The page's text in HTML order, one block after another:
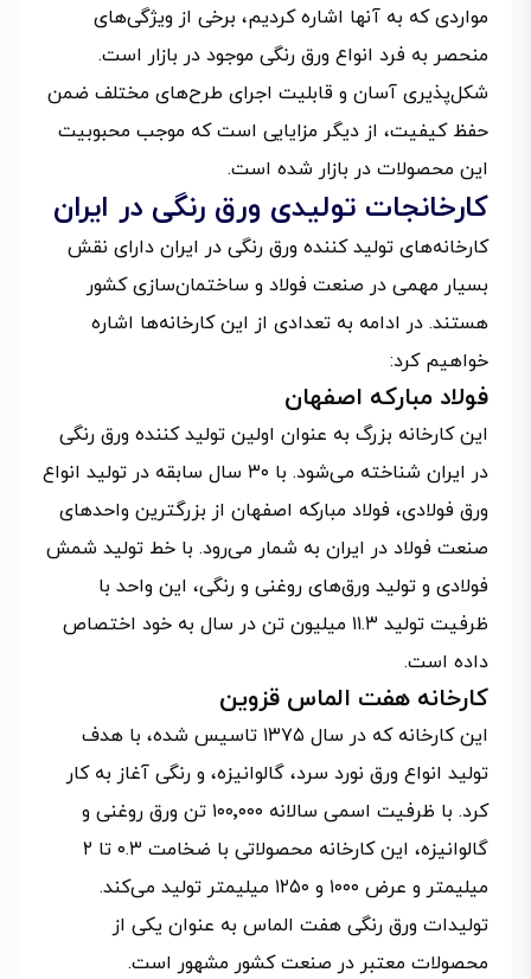
مواردی که به آنها اشاره کردیم، برخی از ویژگی‌های
منحصر به فرد انواع ورق رنگی موجود در بازار است.
شکل‌پذیری آسان و قابلیت اجرای طرح‌های مختلف ضمن
حفظ کیفیت، از دیگر مزایایی است که موجب محبوبیت
این محصولات در بازار شده است.
کارخانجات تولیدی ورق رنگی در ایران
کارخانه‌های تولید کننده ورق رنگی در ایران دارای نقش
بسیار مهمی در صنعت فولاد و ساختمان‌سازی کشور
هستند. در ادامه به تعدادی از این کارخانه‌ها اشاره
خواهیم کرد:
فولاد مبارکه اصفهان
این کارخانه بزرگ به عنوان اولین تولید کننده ورق رنگی
در ایران شناخته می‌شود. با ۳۰ سال سابقه در تولید انواع
ورق فولادی، فولاد مبارکه اصفهان از بزرگترین واحدهای
صنعت فولاد در ایران به شمار می‌رود. با خط تولید شمش
فولادی و تولید ورق‌های روغنی و رنگی، این واحد با
ظرفیت تولید ۱۱.۳ میلیون تن در سال به خود اختصاص
داده است.
کارخانه هفت الماس قزوین
این کارخانه که در سال ۱۳۷۵ تاسیس شده، با هدف
تولید انواع ورق نورد سرد، گالوانیزه، و رنگی آغاز به کار
کرد. با ظرفیت اسمی سالانه ۱۰۰٬۰۰۰ تن ورق روغنی و
گالوانیزه، این کارخانه محصولاتی با ضخامت ۰.۳ تا ۲
میلیمتر و عرض ۱۰۰۰ و ۱۲۵۰ میلیمتر تولید می‌کند.
تولیدات ورق رنگی هفت الماس به عنوان یکی از
محصولات معتبر در صنعت کشور مشهور است.